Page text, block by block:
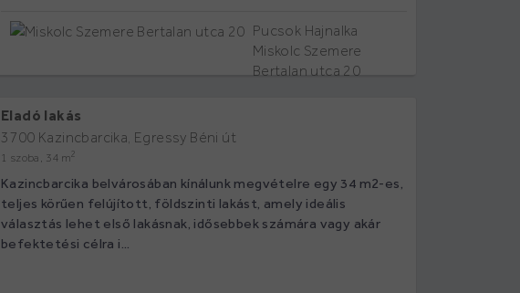
Pucsok Hajnalka
Miskolc Szemere
Bertalan utca 20
Eladó lakás
3700 Kazincbarcika, Egressy Béni út
1 szoba, 34 m2
Kazincbarcika belvárosában kínálunk megvételre egy 34 m2-es,
teljes körűen felújított, földszinti lakást, amely ideális
választás lehet első lakásnak, idősebbek számára vagy akár
befektetési célra i...